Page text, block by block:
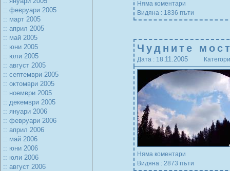
:: февруари 2005
:: март 2005
:: април 2005
:: май 2005
:: юни 2005
:: юли 2005
:: август 2005
:: септември 2005
:: октомври 2005
:: ноември 2005
:: декември 2005
:: януари 2006
:: февруари 2006
:: април 2006
:: май 2006
:: юни 2006
:: юли 2006
:: август 2006
Няма коментари
Видяна : 1836 пъти
Чудните
Дата : 18.11.2005
Няма коментари
Видяна : 2873 пъти